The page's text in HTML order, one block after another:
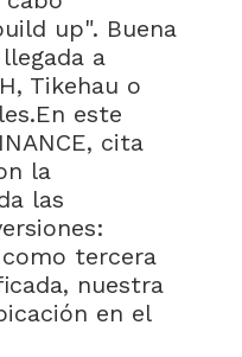
up". Buena
a
Tikehau o
este
cita
la
las
tercera
nuestra
en el